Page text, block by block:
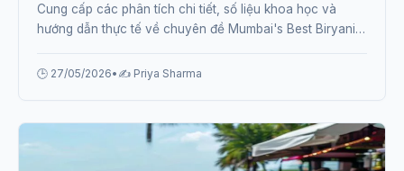
Cung cấp các phân tích chi tiết, số liệu khoa học và
hướng dẫn thực tế về chuyên đề Mumbai's Best Biryani:
🕒 27/05/2026• ✍️ Priya Sharma